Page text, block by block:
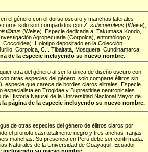
el género con el dorso oscuro y manchas laterales
solo son compartidos con Z. subcoeruleus(Weise),
(Weise). Especie dedicada a. Takumasa Kondo,
Agropecuaria (Corpoica), entomólogo y
Holotipo depositado en la Colección
Corpoica, C.I. Tibaitatá, Mosquera, Cundinamarca,
de la especie incluyendo su nuevo nombre.
otra del género al ser la única de diseño oscuro con
otras especies del género, solo comparte élitros sin
especie que carece de bordes claros elitrales. Especie
especialista en Trogidae y Buprestidae neotropicales.
Historia Natural de la Universidad Nacional Mayor de
la página de la especie incluyendo su nuevo nombre.
de otras especies del género de élitros claros por
el pronoto casi totalmente negro y tres anchas franjas
manchas. Su presencia en Perú debe ser confirmada.
Naturales de la Universidad de Guayaquil, Ecuador